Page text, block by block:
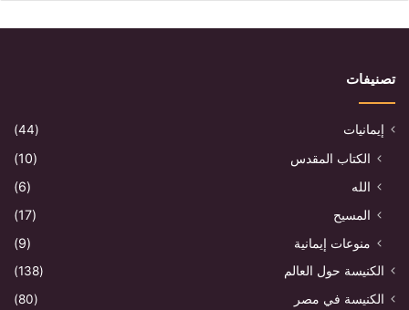
تصنيفات
إيمانيات (44)
الكتاب المقدس
(10)
الله
(6)
المسيح
(17)
منوعات إيمانية
(9)
الكنيسة حول العالم
(138)
الكنيسة في مصر
(80)